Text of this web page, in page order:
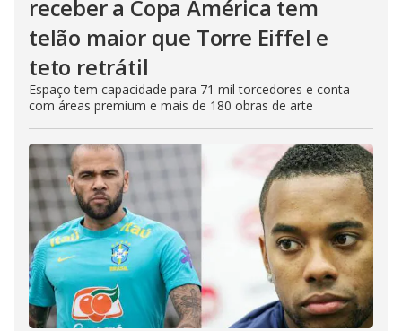
receber a Copa América tem
telão maior que Torre Eiffel e
teto retrátil
Espaço tem capacidade para 71 mil torcedores e conta
com áreas premium e mais de 180 obras de arte